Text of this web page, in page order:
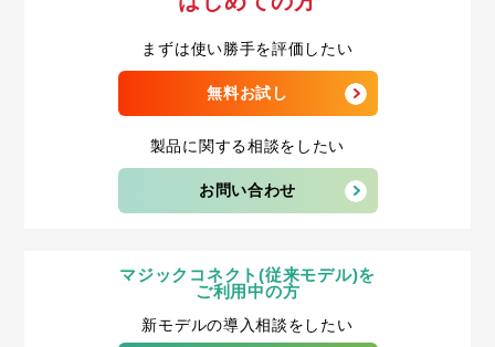
まずは使い勝手を評価したい
無料お試し
製品に関する相談をしたい
お問い合わせ
マジックコネクト(従来モデル)を
ご利用中の方
新モデルの導入相談をしたい